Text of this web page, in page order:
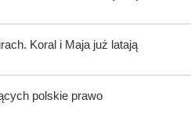
Koral i Maja już latają
polskie prawo